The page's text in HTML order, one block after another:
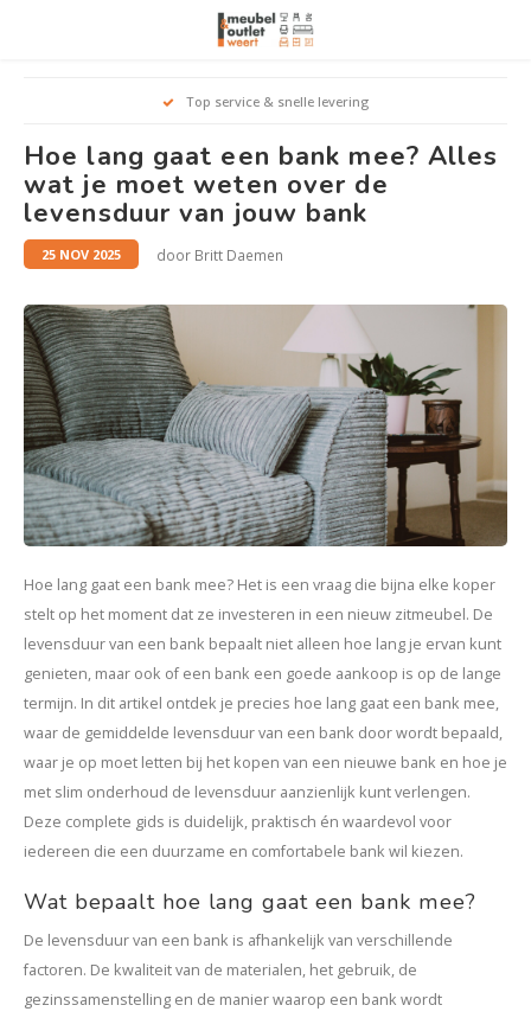
Hoofdmenu / woonmeubelen
Banken
Relaxstoelen
Dressoirs
Eetkamerstoelen
Eetkamertafels
Fauteuils
Kasten
Salontafels
Eetkamerbanken
Top service & snelle levering
Hoe lang gaat een bank mee? Alles
wat je moet weten over de
levensduur van jouw bank
25 NOV 2025 door Britt Daemen
Hoe lang gaat een bank mee? Het is een vraag die bijna elke koper
stelt op het moment dat ze investeren in een nieuw zitmeubel. De
levensduur van een bank bepaalt niet alleen hoe lang je ervan kunt
genieten, maar ook of een bank een goede aankoop is op de lange
termijn. In dit artikel ontdek je precies hoe lang gaat een bank mee,
waar de gemiddelde levensduur van een bank door wordt bepaald,
waar je op moet letten bij het kopen van een nieuwe bank en hoe je
met slim onderhoud de levensduur aanzienlijk kunt verlengen.
Deze complete gids is duidelijk, praktisch én waardevol voor
iedereen die een duurzame en comfortabele bank wil kiezen.
Wat bepaalt hoe lang gaat een bank mee?
De levensduur van een bank is afhankelijk van verschillende
factoren. De kwaliteit van de materialen, het gebruik, de
gezinssamenstelling en de manier waarop een bank wordt